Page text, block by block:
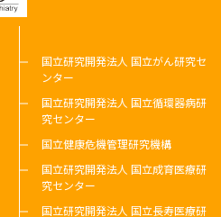
国立研究開発法人 国立がん研究セ
ンター
国立研究開発法人 国立循環器病研
究センター
国立健康危機管理研究機構
国立研究開発法人 国立成育医療研
究センター
国立研究開発法人 国立長寿医療研